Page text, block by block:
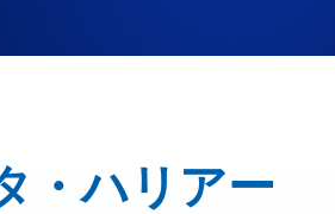
・ハリアー